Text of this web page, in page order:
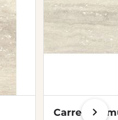
Carrelage